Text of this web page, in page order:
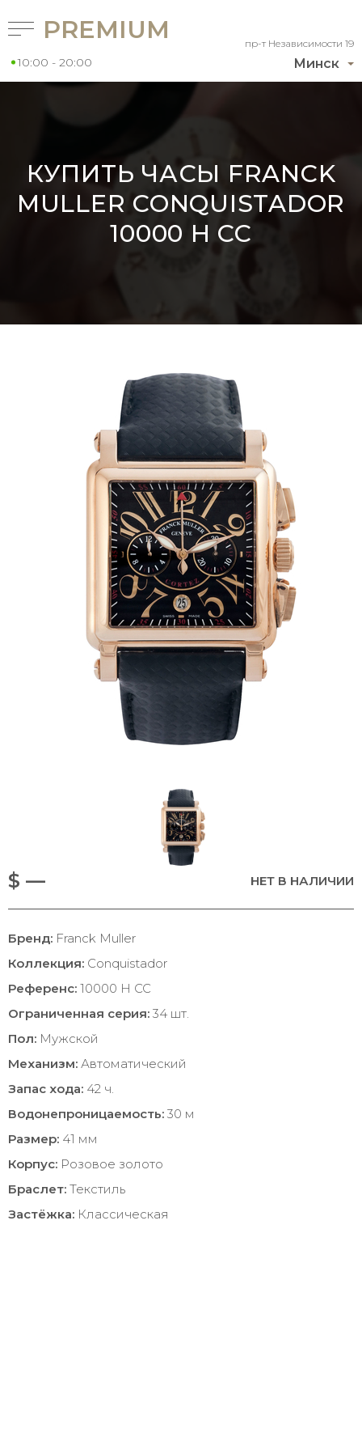
Минск
пр-т Независимости 19
PREMIUM
10:00 - 20:00
КУПИТЬ ЧАСЫ FRANCK
MULLER CONQUISTADOR
10000 H CC
$ — НЕТ В НАЛИЧИИ
Бренд: Franck Muller
Коллекция: Conquistador
Референс: 10000 H CC
Ограниченная серия: 34 шт.
Пол: Мужской
Механизм: Автоматический
Запас хода: 42 ч.
Водонепроницаемость: 30 м
Размер: 41 мм
Корпус: Розовое золото
Браслет: Текстиль
Застёжка: Классическая